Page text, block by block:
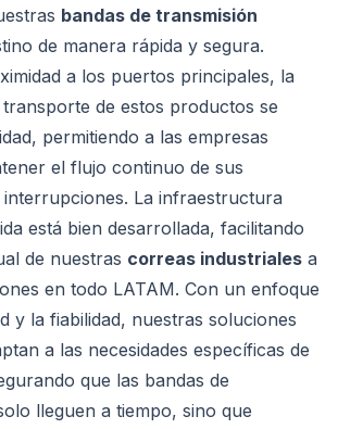
bandas de transmisión
de manera rápida y segura.
a los puertos principales, la
de estos productos se
permitiendo a las empresas
el flujo continuo de sus
La infraestructura
está bien desarrollada, facilitando
de nuestras correas industriales a
en todo LATAM. Con un enfoque
y la fiabilidad, nuestras soluciones
a las necesidades específicas de
que las bandas de
lleguen a tiempo, sino que